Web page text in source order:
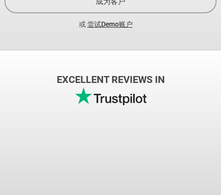
或尝试Demo账户
EXCELLENT REVIEWS IN